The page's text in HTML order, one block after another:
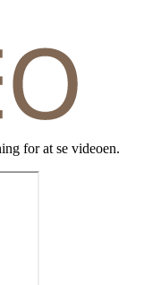
for at se videoen.